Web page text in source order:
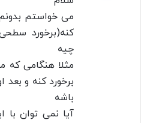
می خواستم
کنه(برخورد
چیه
مثلا هنگامی که
برخورد کنه و
باشه
آیا نمی توان